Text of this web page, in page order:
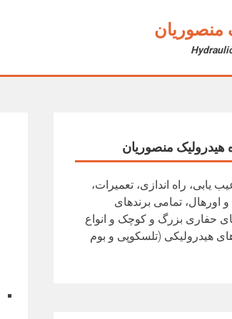
منصوریان
هیدرولیک منصوریان
یابی، راه اندازی، تعمیرات،
اورهال، تمامی برندهای
حفاری بزرگ و کوچک و انواع
هیدرولیکی (تلسکوپی و بوم